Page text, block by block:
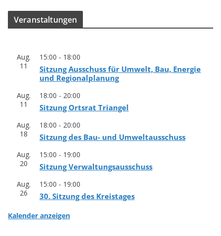
Ver­an­stal­tun­gen
Aug.
11
15:00 - 18:00
Sit­zung Aus­schuss für Umwelt, Bau, Ener­gie
und Regionalplanung
Aug.
11
18:00 - 20:00
Sit­zung Orts­rat Triangel
Aug.
18
18:00 - 20:00
Sit­zung des Bau- und Umweltausschuss
Aug.
20
15:00 - 19:00
Sit­zung Verwaltungsausschuss
Aug.
26
15:00 - 19:00
30. Sit­zung des Kreistages
Kalender anzeigen